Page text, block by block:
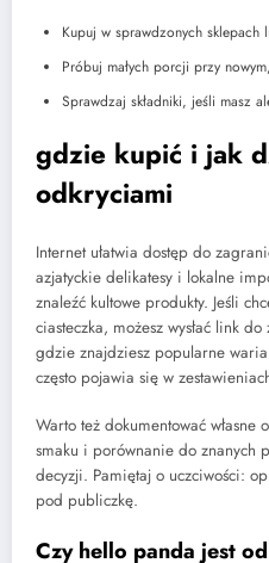
Kupuj w sprawdzonych sklepach
Próbuj małych porcji przy
Sprawdzaj składniki, jeśli masz
gdzie kupić i jak
odkryciami
Internet ułatwia dostęp do
azjatyckie delikatesy i lokalne
znaleźć kultowe produkty. Jeśli
ciasteczka, możesz wysłać link
gdzie znajdziesz popularne
często pojawia się w
Warto też dokumentować
smaku i porównanie do znanych
decyzji. Pamiętaj o uczciwości:
pod publiczkę.
Czy hello panda jest